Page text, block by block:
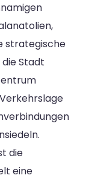
strategische
Stadt
die
eine